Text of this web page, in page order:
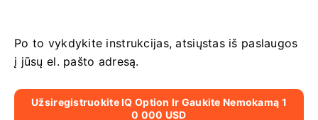
Po to vykdykite instrukcijas, atsiųstas iš paslaugos
į jūsų el. pašto adresą.
Užsiregistruokite IQ Option Ir Gaukite Nemokamą 1
0 000 USD